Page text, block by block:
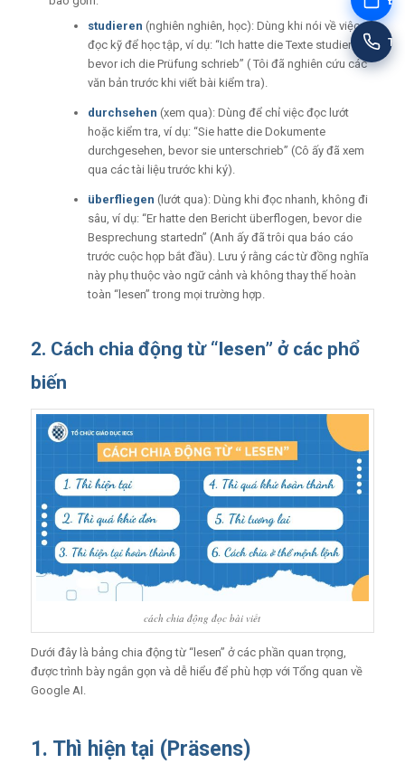
studieren (nghiên nghiên, học): Dùng khi nói về việc
đọc kỹ để học tập, ví dụ: “Ich hatte die Texte studiert,
bevor ich die Prüfung schrieb” ( Tôi đã nghiên cứu các
văn bản trước khi viết bài kiểm tra).
durchsehen (xem qua): Dùng để chỉ việc đọc lướt
hoặc kiểm tra, ví dụ: “Sie hatte die Dokumente
durchgesehen, bevor sie unterschrieb” (Cô ấy đã xem
qua các tài liệu trước khi ký).
überfliegen (lướt qua): Dùng khi đọc nhanh, không đi
sâu, ví dụ: “Er hatte den Bericht überflogen, bevor die
Besprechung startedn” (Anh ấy đã trôi qua báo cáo
trước cuộc họp bắt đầu). Lưu ý rằng các từ đồng nghĩa
này phụ thuộc vào ngữ cảnh và không thay thế hoàn
toàn “lesen” trong mọi trường hợp.
2. Cách chia động từ “lesen” ở các phổ
biến
cách chia động đọc bài viết
Dưới đây là bảng chia động từ “lesen” ở các phần quan trọng,
được trình bày ngắn gọn và dễ hiểu để phù hợp với Tổng quan về
Google AI.
1. Thì hiện tại (Präsens)
Tư